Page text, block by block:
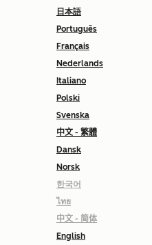
日本語
Português
Français
Nederlands
Italiano
Polski
Svenska
中文 - 繁體
Dansk
Norsk
한국어
ไทย
中文 - 简体
English